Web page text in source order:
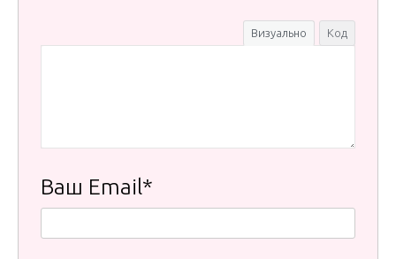
Визуально Код
Ваш Email*